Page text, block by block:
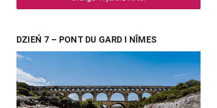
DZIEŃ 7 – PONT DU GARD I NÎMES